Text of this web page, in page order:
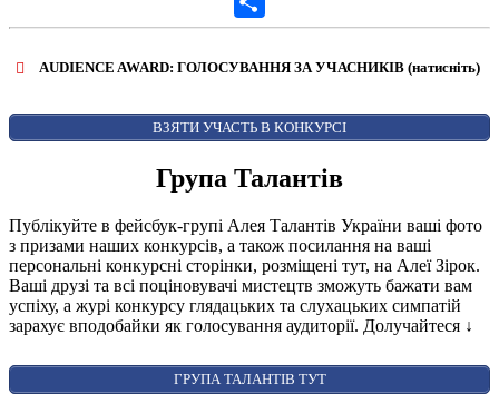
Share
AUDIENCE AWARD: ГОЛОСУВАННЯ ЗА УЧАСНИКІВ (натисніть)
AUDIENCE AWARD
ВЗЯТИ УЧАСТЬ В КОНКУРСІ
Група Талантів
Публікуйте в фейсбук-групі Алея Талантів України ваші фото
з призами наших конкурсів, а також посилання на ваші
персональні конкурсні сторінки, розміщені тут, на Алеї Зірок.
Ваші друзі та всі поціновувачі мистецтв зможуть бажати вам
успіху, а журі конкурсу глядацьких та слухацьких симпатій
зарахує вподобайки як голосування аудиторії. Долучайтеся ↓
ГРУПА ТАЛАНТІВ ТУТ